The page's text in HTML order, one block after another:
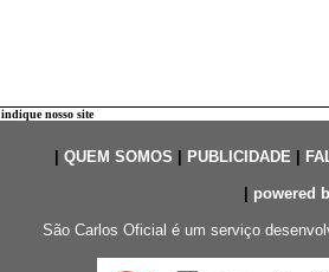
indique nosso site
QUEM SOMOS PUBLICIDADE|
powered
São Carlos Oficial é um serviço